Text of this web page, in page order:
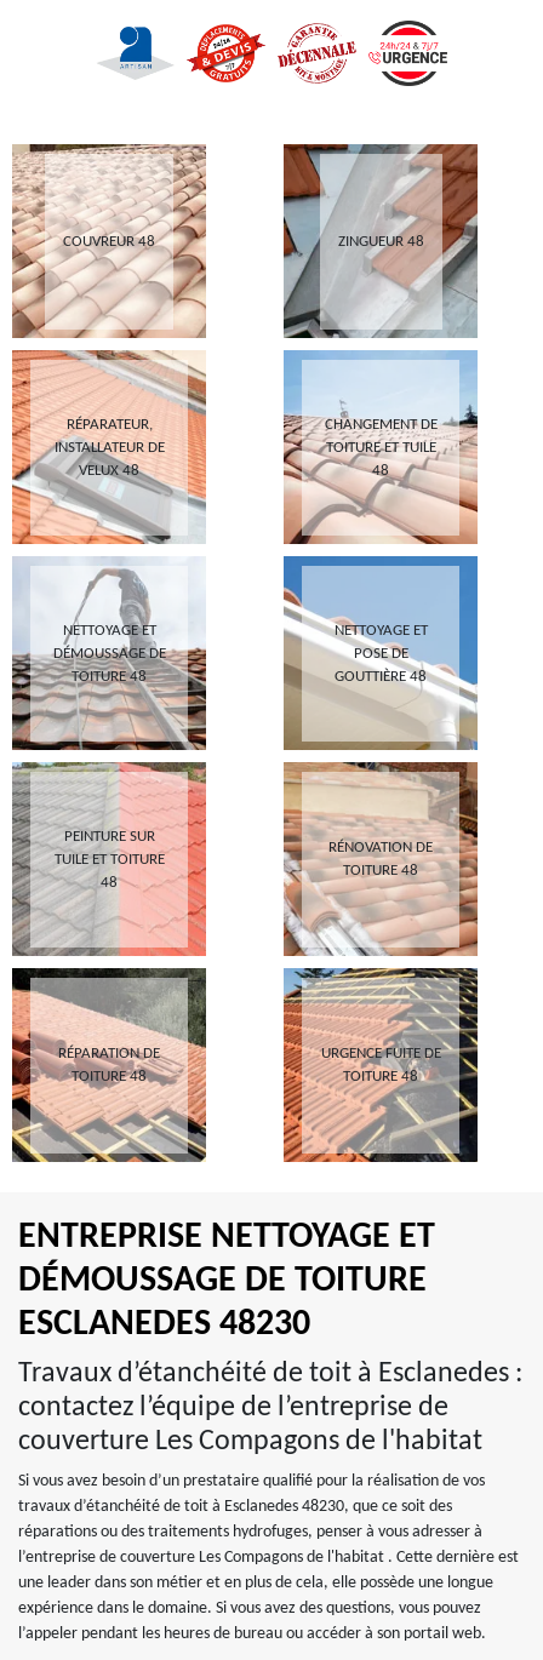
COUVREUR 48 ZINGUEUR 48
RÉPARATEUR,
INSTALLATEUR DE
VELUX 48
CHANGEMENT DE
TOITURE ET TUILE
48
NETTOYAGE ET
DÉMOUSSAGE DE
TOITURE 48
NETTOYAGE ET
POSE DE
GOUTTIÈRE 48
PEINTURE SUR
TUILE ET TOITURE
48
RÉNOVATION DE
TOITURE 48
RÉPARATION DE
TOITURE 48
URGENCE FUITE DE
TOITURE 48
ENTREPRISE NETTOYAGE ET
DÉMOUSSAGE DE TOITURE
ESCLANEDES 48230
Travaux d’étanchéité de toit à Esclanedes :
contactez l’équipe de l’entreprise de
couverture Les Compagons de l'habitat
Si vous avez besoin d’un prestataire qualifié pour la réalisation de vos
travaux d’étanchéité de toit à Esclanedes 48230, que ce soit des
réparations ou des traitements hydrofuges, penser à vous adresser à
l’entreprise de couverture Les Compagons de l'habitat . Cette dernière est
une leader dans son métier et en plus de cela, elle possède une longue
expérience dans le domaine. Si vous avez des questions, vous pouvez
l’appeler pendant les heures de bureau ou accéder à son portail web.